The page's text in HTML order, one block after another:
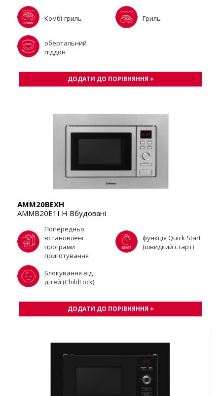
Комбі-гриль Гриль
обертальний
піддон
ДОДАТИ ДО ПОРІВНЯННЯ +
AMM20BEXH
AMMB20E1I H Вбудовані
Попередньо
встановлені
програми
приготування
функція Quick Start
(швидкий старт)
Блокування від
дітей (ChildLock)
ДОДАТИ ДО ПОРІВНЯННЯ +